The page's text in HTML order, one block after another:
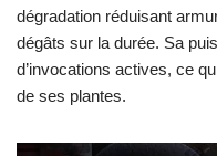
dégradation réduisant
dégâts sur la durée. Sa
d’invocations actives, ce
de ses plantes.